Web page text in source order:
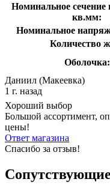
Номинальное сечение
кв.мм:
Номинальное
Количество
Оболочка:
Даниил (Макеевка)
1 г. назад
Хороший выбор
Большой ассортимент,
цены!
Ответ магазина
Спасибо за отзыв!